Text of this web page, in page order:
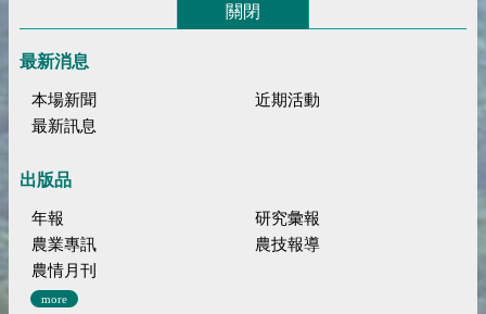
關閉
最新消息
本場新聞
近期活動
最新訊息
出版品
年報
研究彙報
農業專訊
農技報導
農情月刊
more